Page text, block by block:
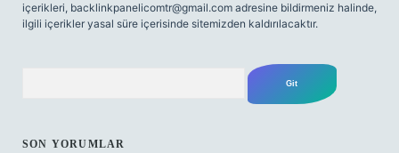
içerikleri, backlinkpanelicomtr@gmail.com adresine bildirmeniz halinde,
ilgili içerikler yasal süre içerisinde sitemizden kaldırılacaktır.
SON YORUMLAR